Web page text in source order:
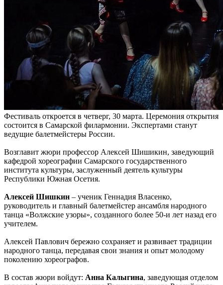
Фестиваль откроется в четверг, 30 марта. Церемония открытия
состоится в Самарской филармонии. Экспертами станут
ведущие балетмейстеры России.
Возглавит жюри профессор Алексей Шишикин, заведующий
кафедрой хореографии Самарского государственного
института культуры, заслуженный деятель культуры
Республики Южная Осетия.
Алексей Шишкин – ученик Геннадия Власенко,
руководитель и главный балетмейстер ансамбля народного
танца «Волжские узоры», созданного более 50-и лет назад его
учителем.
Алексей Павлович бережно сохраняет и развивает традиции
народного танца, передавая свои знания и опыт молодому
поколению хореографов.
В состав жюри войдут: Анна Калыгина, заведующая отделом